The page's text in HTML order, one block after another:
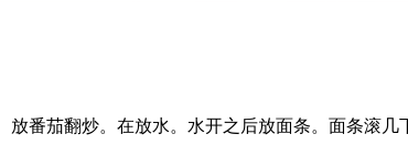
番茄翻炒。在放水。水开之后放面条。面条滚